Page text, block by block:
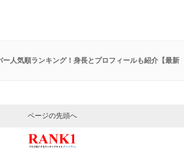
人気順ランキング！身長とプロフィールも紹介【最新
ページの先頭へ